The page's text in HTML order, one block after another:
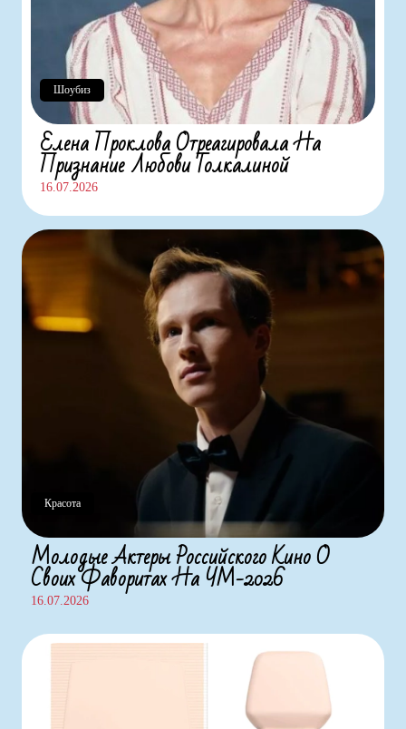
Елена Проклова Отреагировала На
Признание Любови Толкалиной
16.07.2026
Шоубиз
Красота
Молодые Актеры Российского Кино О
Своих Фаворитах На ЧМ-2026
16.07.2026